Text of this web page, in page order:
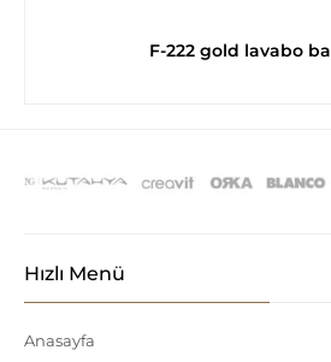
F-222 gold lavabo
Hızlı Menü
Anasayfa